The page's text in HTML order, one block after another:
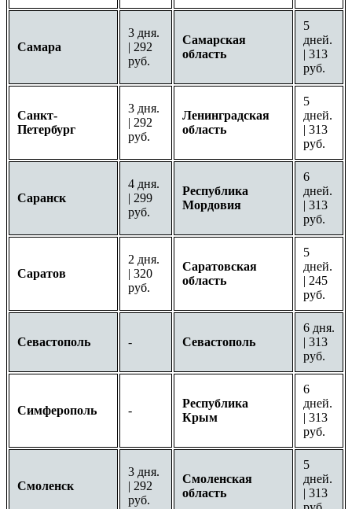
Самара
3 дня.
| 292
руб.
Самарская
область
5
дней.
| 313
руб.
Санкт-
Петербург
3 дня.
| 292
руб.
Ленинградская
область
5
дней.
| 313
руб.
Саранск
4 дня.
| 299
руб.
Республика
Мордовия
6
дней.
| 313
руб.
Саратов
2 дня.
| 320
руб.
Саратовская
область
5
дней.
| 245
руб.
Севастополь - Севастополь
6 дня.
| 313
руб.
Симферополь -
Республика
Крым
6
дней.
| 313
руб.
Смоленск
3 дня.
| 292
руб.
Смоленская
область
5
дней.
| 313